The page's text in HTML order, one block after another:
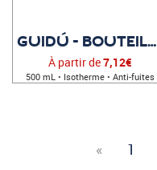
GUIDÚ - BOUTEILLE PERSONNALISABLE
À partir de7,12€
500 mL • Isotherme • Anti-fuites
« 1